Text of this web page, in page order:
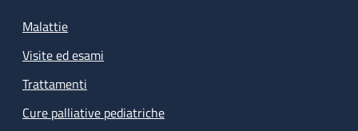
Malattie
Visite ed esami
Trattamenti
Cure palliative pediatriche